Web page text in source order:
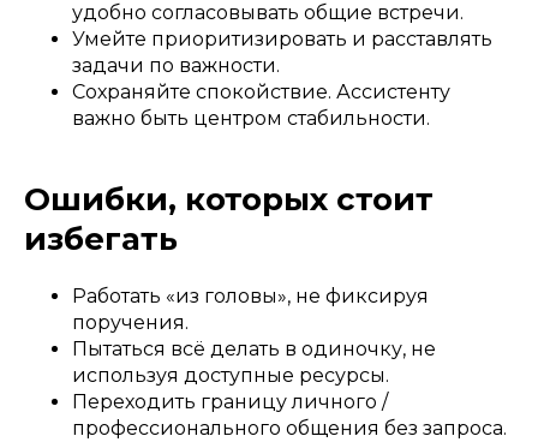
удобно согласовывать общие встречи.
Умейте приоритизировать и расставлять
задачи по важности.
Сохраняйте спокойствие. Ассистенту
важно быть центром стабильности.
Ошибки, которых стоит
избегать
Работать «из головы», не фиксируя
поручения.
Пытаться всё делать в одиночку, не
используя доступные ресурсы.
Переходить границу личного /
профессионального общения без запроса.